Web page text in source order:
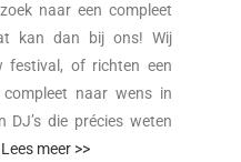
naar een compleet
kan dan bij ons! Wij
festival, of richten een
naar wens in
die précies weten
Lees meer >>